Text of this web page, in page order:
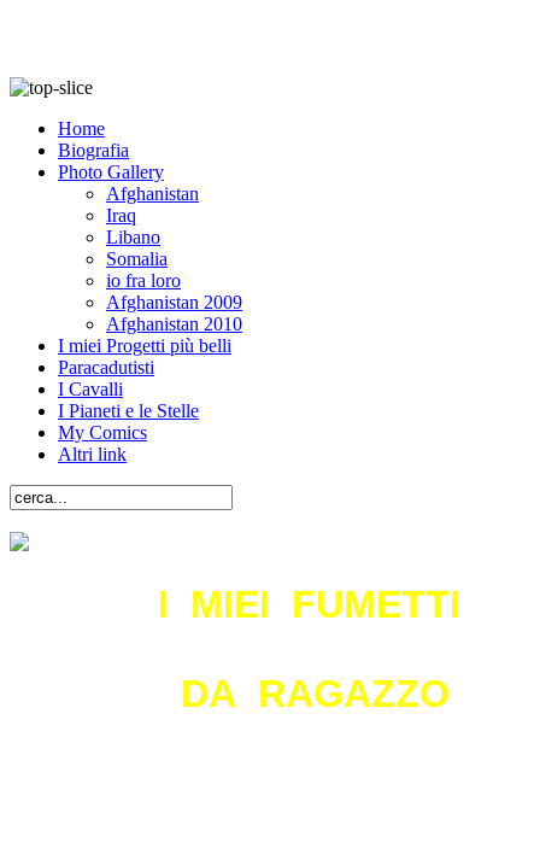
Home
Biografia
Photo Gallery
Afghanistan
Iraq
Libano
Somalia
io fra loro
Afghanistan 2009
Afghanistan 2010
I miei Progetti più belli
Paracadutisti
I Cavalli
I Pianeti e le Stelle
My Comics
Altri link
I MIEI FUMETTI
DA RAGAZZO